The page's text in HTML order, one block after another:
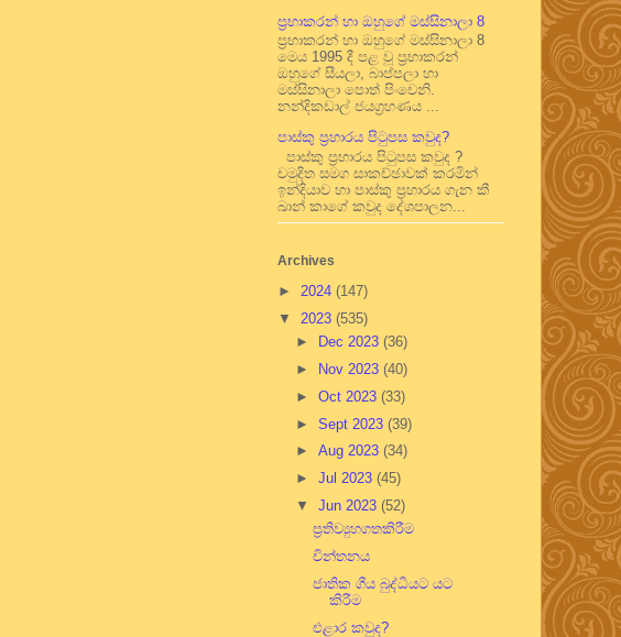
ප්‍රභාකරන් හා ඔහුගේ මස්සිනාලා 8
ප්‍රභාකරන් හා ඔහුගේ මස්සිනාලා 8
මෙය 1995 දී පළ වූ ප්‍රභාකරන්
ඔහුගේ සීයලා, බාප්පලා හා
මස්සිනාලා පොත් පිංචෙනි.
නන්දිකඩාල් ජයග්‍රහණය ...
පාස්කු ප්‍රහාරය පිටුපස කවුද?
පාස්කු ප්‍රහාරය පිටුපස කවුද ?
චමුදිත සමග සාකච්ඡාවක් කරමින්
ඉන්දියාව හා පාස්කු ප්‍රහාරය ගැන කී
ඛාන් කාගේ කවුද දේශපාලන...
Archives
► 2024 (147)
▼ 2023 (535)
►
Dec 2023 (36)
►
Nov 2023 (40)
► Oct 2023 (33)
► Sept 2023 (39)
► Aug 2023 (34)
► Jul 2023 (45)
▼ Jun 2023 (52)
ප්‍රතිව්‍යුහගතකිරීම
චින්තනය
ජාතික ගීය බුද්ධියට යට
කිරීම
එළාර කවුද?